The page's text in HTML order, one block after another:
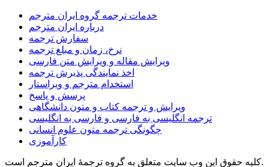
خدمات ترجمه گروه ایران مترجم
درباره ایران مترجم
سفارش ترجمه
نرخ، زمان و مبلغ ترجمه
ویرایش مقاله و ویرایش متن فارسی
اخذ نمایندگی پذیرش ترجمه
استخدام مترجم و ویراستار
پرسش و پاسخ
ویرایش و ترجمه کتاب و متون دانشگاهی
ترجمه انگلیسی به فارسی و فارسی به انگلیسی
چگونگی ترجمه متون علوم انسانی
کارآموزی
کلیه حقوق این وب سایت متعلق به گروه ترجمۀ ایران مترجم است.